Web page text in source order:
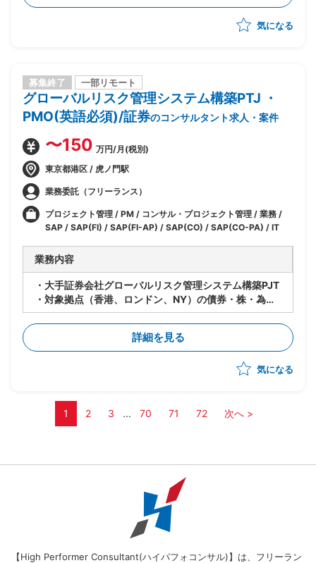
気になる
募集終了 一部リモート
グローバルリスク管理システム構築PTJ ・
PMO(英語必須)/証券のコンサルタント求人・案件
〜150 万円/月(税別)
東京都港区 / 虎ノ門駅
業務委託（フリーランス）
プロジェクト管理 / PM / コンサル・プロジェクト管理 / 業務 /
SAP / SAP(FI) / SAP(FI-AP) / SAP(CO) / SAP(CO-PA) / IT
業務内容
・大手証券会社グローバルリスク管理システム構築PJT
・対象拠点（香港、ロンドン、NY）の債券・株・為
替・デリバティブのトランザクションデータを収集し、
現行システムのリスク管理システムを拡張したシステム
にて各種リスクを計算を検討している
・上記における海外コミュニケーションサポート支援
詳細を見る
気になる
1 2 3 ... 70 71 72 次へ >
【High Performer Consultant(ハイパフォコンサル)】は、フリーラン